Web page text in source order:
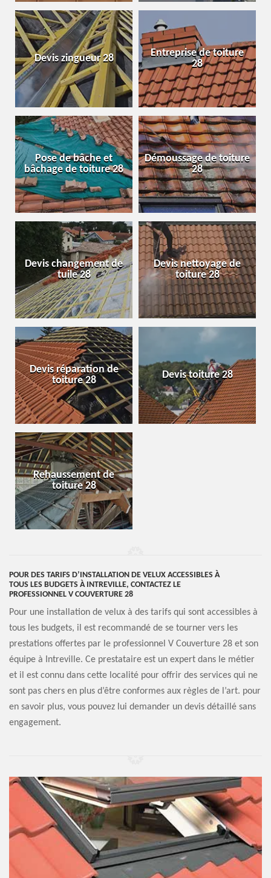
Devis zingueur 28
Entreprise de toiture
28
Pose de bâche et
bâchage de toiture 28
Démoussage de toiture
28
Devis changement de
tuile 28
Devis nettoyage de
toiture 28
Devis réparation de
toiture 28
Devis toiture 28
Rehaussement de
toiture 28
POUR DES TARIFS D’INSTALLATION DE VELUX ACCESSIBLES À
TOUS LES BUDGETS À INTREVILLE, CONTACTEZ LE
PROFESSIONNEL V COUVERTURE 28
Pour une installation de velux à des tarifs qui sont accessibles à
tous les budgets, il est recommandé de se tourner vers les
prestations offertes par le professionnel V Couverture 28 et son
équipe à Intreville. Ce prestataire est un expert dans le métier
et il est connu dans cette localité pour offrir des services qui ne
sont pas chers en plus d’être conformes aux règles de l’art. pour
en savoir plus, vous pouvez lui demander un devis détaillé sans
engagement.